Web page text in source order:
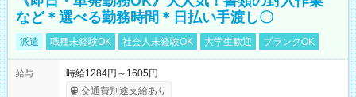
など＊選べる勤務時間＊日払い手渡し〇
派遣 職種未経験OK 社会人未経験OK 大学生歓迎 ブランクOK
給与
時給1284円～1605円
交通費別途支給あり